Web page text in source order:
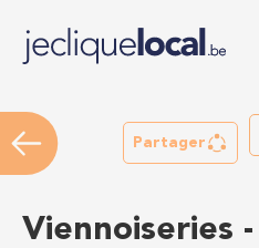
Partager
Viennoiseries -